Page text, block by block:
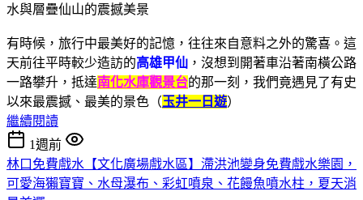
有時候，旅行中最美好的記憶，往往來自意料之外的驚喜。這
天前往平時較少造訪的高雄甲仙 ，沒想到開著車沿著南橫公路
一路攀升，抵達南化水庫觀景台的那一刻，我們竟遇見了有史
以來最震撼、最美的景色（玉井一日遊）
繼續閱讀
1週前
林口免費戲水【文化廣場戲水區】滯洪池變身免費戲水樂園，
可愛海獺寶寶、水母瀑布、彩虹噴泉、花饅魚噴水柱，夏天消